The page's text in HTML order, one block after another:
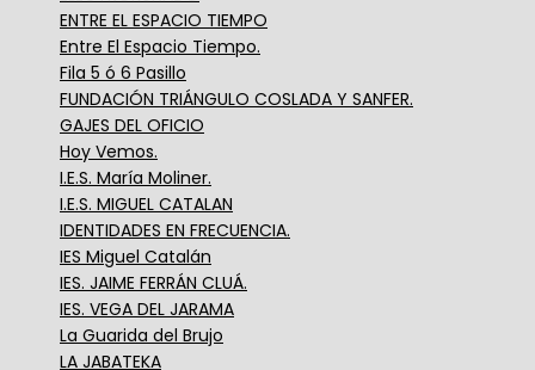
ENTRE EL ESPACIO TIEMPO
Entre El Espacio Tiempo.
Fila 5 ó 6 Pasillo
FUNDACIÓN TRIÁNGULO COSLADA Y SANFER.
GAJES DEL OFICIO
Hoy Vemos.
I.E.S. María Moliner.
I.E.S. MIGUEL CATALAN
IDENTIDADES EN FRECUENCIA.
IES Miguel Catalán
IES. JAIME FERRÁN CLUÁ.
IES. VEGA DEL JARAMA
La Guarida del Brujo
LA JABATEKA